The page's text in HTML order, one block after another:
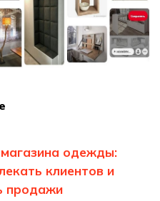
одежды:
клиентов и
продажи